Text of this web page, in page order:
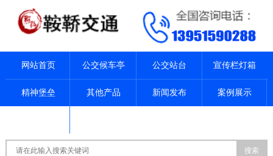
网站首页 公交候车亭 公交站台 宣传栏灯箱
精神堡垒 其他产品 新闻发布 案例展示
搜索